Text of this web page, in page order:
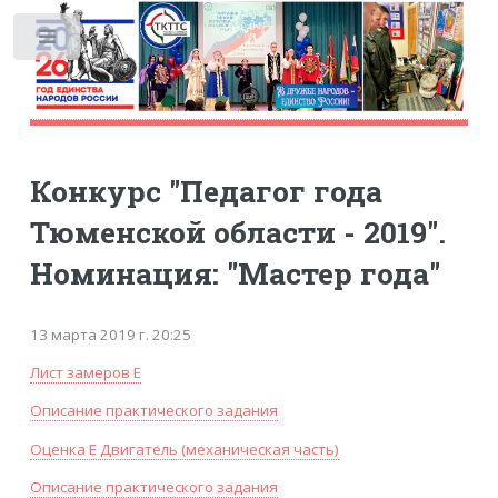
Конкурс "Педагог года
Тюменской области - 2019".
Номинация: "Мастер года"
13 марта 2019 г. 20:25
Лист замеров E
Описание практического задания
Оценка Е Двигатель (механическая часть)
Описание практического задания
Toggle